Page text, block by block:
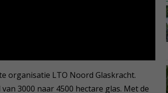
organisatie LTO Noord Glaskracht.
3000 naar 4500 hectare glas. Met de